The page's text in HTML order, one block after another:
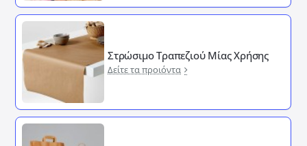
Στρώσιμο Τραπεζιού Μίας Χρήσης
Δείτε τα προιόντα